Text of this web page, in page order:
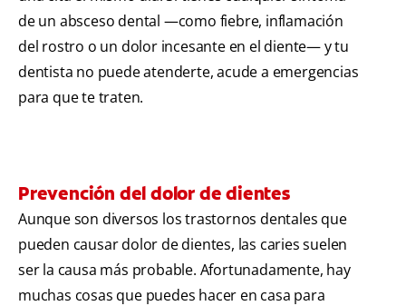
de un absceso dental —como fiebre, inflamación
del rostro o un dolor incesante en el diente— y tu
dentista no puede atenderte, acude a emergencias
para que te traten.
Prevención del dolor de dientes
Aunque son diversos los trastornos dentales que
pueden causar dolor de dientes, las caries suelen
ser la causa más probable. Afortunadamente, hay
muchas cosas que puedes hacer en casa para